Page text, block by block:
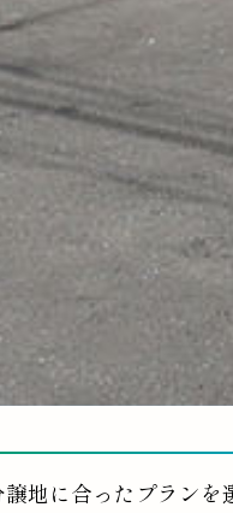
地に合ったプラン